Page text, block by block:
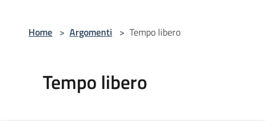
Home > Argomenti > Tempo libero
Tempo libero